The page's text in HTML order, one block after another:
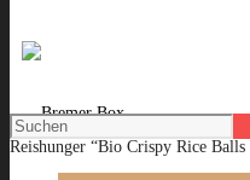
Reishunger “Bio Crispy Rice